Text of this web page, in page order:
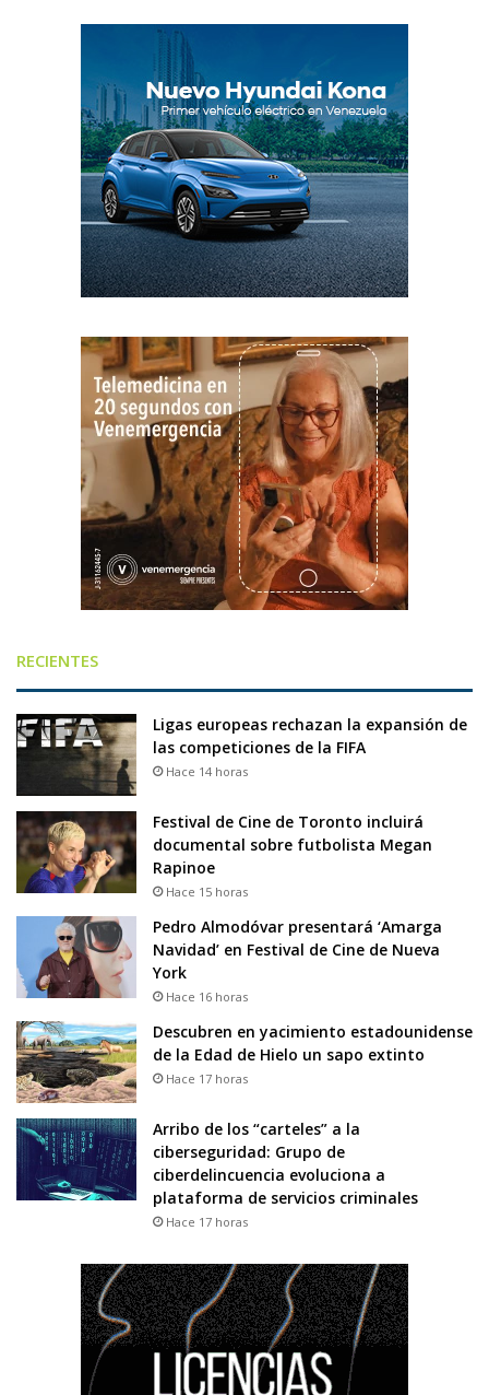
RECIENTES
Ligas europeas rechazan la expansión de
las competiciones de la FIFA
Hace 14 horas
Festival de Cine de Toronto incluirá
documental sobre futbolista Megan
Rapinoe
Hace 15 horas
Pedro Almodóvar presentará ‘Amarga
Navidad’ en Festival de Cine de Nueva
York
Hace 16 horas
Descubren en yacimiento estadounidense
de la Edad de Hielo un sapo extinto
Hace 17 horas
Arribo de los “carteles” a la
ciberseguridad: Grupo de
ciberdelincuencia evoluciona a
plataforma de servicios criminales
Hace 17 horas